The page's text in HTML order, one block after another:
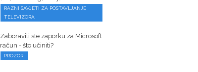
RAZNI SAVJETI ZA POSTAVLJANJE
TELEVIZORA
Zaboravili ste zaporku za Microsoft
račun - što učiniti?
PROZORI